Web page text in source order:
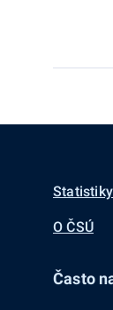
Statistiky
O ČSÚ
Často